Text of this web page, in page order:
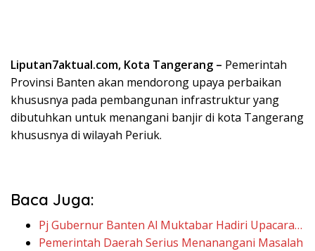
Liputan7aktual.com, Kota Tangerang – Pemerintah
Provinsi Banten akan mendorong upaya perbaikan
khususnya pada pembangunan infrastruktur yang
dibutuhkan untuk menangani banjir di kota Tangerang
khususnya di wilayah Periuk.
Baca Juga:
Pj Gubernur Banten Al Muktabar Hadiri Upacara…
Pemerintah Daerah Serius Menanangani Masalah